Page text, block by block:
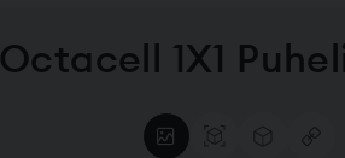
Octacell 1X1